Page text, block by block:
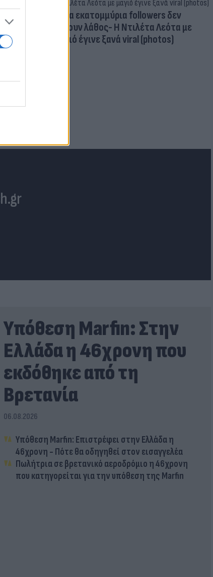
F-35
Δέκα εκατομμύρια followers δεν
κάνουν λάθος- Η Ντιλέτα Λεότα με
μαγιό έγινε ξανά viral (photos)
Υπόθεση Marfin: Στην
Ελλάδα η 46χρονη που
εκδόθηκε από τη
Βρετανία
06.08.2026
Υπόθεση Marfin: Επιστρέφει στην Ελλάδα η
46χρονη - Πότε θα οδηγηθεί στον εισαγγελέα
Πωλήτρια σε βρετανικό αεροδρόμιο η 46χρονη
που κατηγορείται για την υπόθεση της Marfin